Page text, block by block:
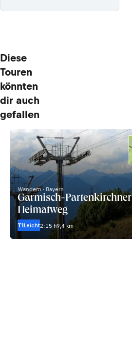
Diese
Touren
könnten
dir auch
gefallen
Wandern · Bayern
Garmisch-Partenkirchner
Heimatweg
T1Leicht2:15 h9,4 km